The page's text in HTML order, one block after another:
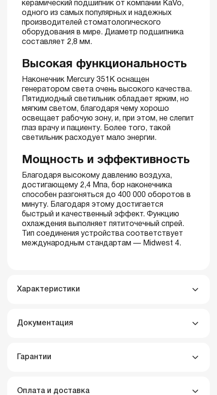
керамический подшипник от компании KaVo,
одного из самых популярных и надежных
производителей стоматологического
оборудования в мире. Диаметр подшипника
составляет 2,8 мм.
Высокая функциональность
Наконечник Mercury 351K оснащен
генератором света очень высокого качества.
Пятидиодный светильник обладает ярким, но
мягким светом, благодаря чему хорошо
освещает рабочую зону, и, при этом, не слепит
глаз врачу и пациенту. Более того, такой
светильник расходует мало энергии.
Мощность и эффективность
Благодаря высокому давлению воздуха,
достигающему 2,4 Мпа, бор наконечника
способен разгоняться до 400 000 оборотов в
минуту. Благодаря этому достигается
быстрый и качественный эффект. Функцию
охлаждения выполняет пятиточечный спрей.
Тип соединения устройства соответствует
международным стандартам — Midwest 4.
Характеристики
Документация
Гарантии
Оплата и доставка